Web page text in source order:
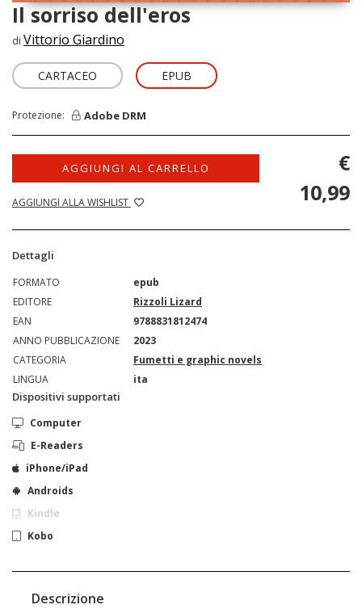
Il sorriso dell'eros
di Vittorio Giardino
CARTACEO EPUB
Protezione: Adobe DRM
AGGIUNGI AL CARRELLO
AGGIUNGI ALLA WISHLIST
€
10,99
Dettagli
FORMATO
epub
EDITORE
Rizzoli Lizard
EAN
9788831812474
ANNO PUBBLICAZIONE
2023
CATEGORIA
Fumetti e graphic novels
LINGUA
ita
Dispositivi supportati
Computer
E-Readers
iPhone/iPad
Androids
Kindle
Kobo
Descrizione